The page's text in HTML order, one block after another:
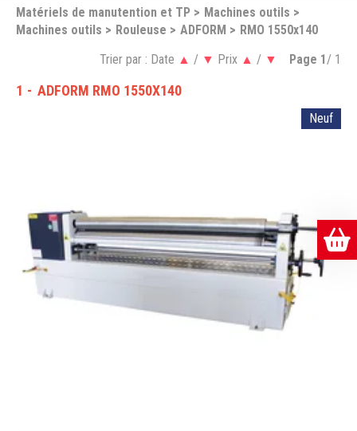
Matériels de manutention et TP
Machines outils
Machines outils
Rouleuse ADFORM RMO 1550x140
1 ADFORM RMO 1550X140
Trier par : Date ▲ / ▼ Prix ▲ / ▼ Page 1/ 1
Neuf